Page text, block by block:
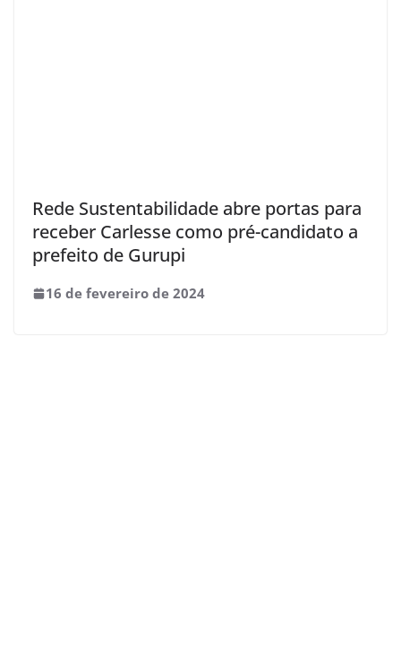
Rede Sustentabilidade abre portas para
receber Carlesse como pré-candidato a
prefeito de Gurupi
16 de fevereiro de 2024